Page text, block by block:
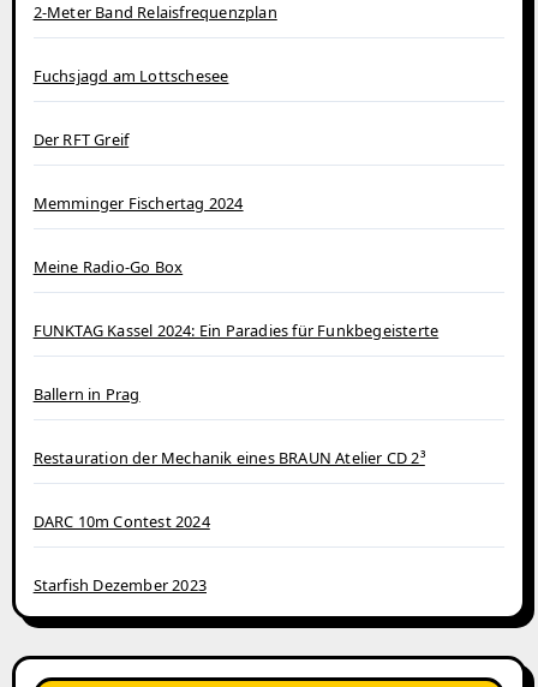
2-Meter Band Relaisfrequenzplan
Fuchsjagd am Lottschesee
Der RFT Greif
Memminger Fischertag 2024
Meine Radio-Go Box
FUNKTAG Kassel 2024: Ein Paradies für Funkbegeisterte
Ballern in Prag
Restauration der Mechanik eines BRAUN Atelier CD 2³
DARC 10m Contest 2024
Starfish Dezember 2023